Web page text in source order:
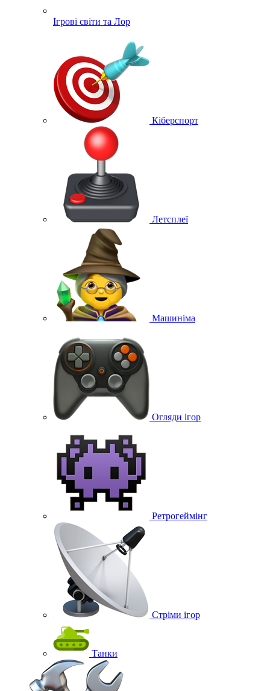
Ігрові світи та Лор
Кіберспорт
Летсплеї
Машиніма
Огляди ігор
Ретрогеймінг
Стріми ігор
Танки